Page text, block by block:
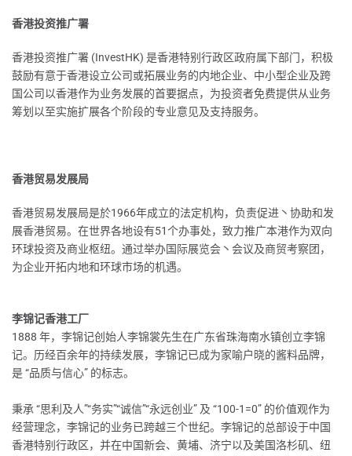
香港投资推广署
香港投资推广署 (InvestHK) 是香港特别行政区政府属下部门，积极
鼓励有意于香港设立公司或拓展业务的内地企业、中小型企业及跨
国公司以香港作为业务发展的首要据点，为投资者免费提供从业务
筹划以至实施扩展各个阶段的专业意见及支持服务。
香港贸易发展局
香港贸易发展局是於1966年成立的法定机构，负责促进丶协助和发
展香港贸易。在世界各地设有51个办事处，致力推广本港作为双向
环球投资及商业枢纽。通过举办国际展览会丶会议及商贸考察团，
为企业开拓内地和环球市场的机遇。
李锦记香港工厂
1888 年，李锦记创始人李锦裳先生在广东省珠海南水镇创立李锦
记。历经百余年的持续发展，李锦记已成为家喻户晓的酱料品牌，
是 “品质与信心” 的标志。
秉承 “思利及人”“务实”“诚信”“永远创业” 及 “100-1=0” 的价值观作为
经营理念，李锦记的业务已跨越三个世纪。李锦记的总部设于中国
香港特别行政区，并在中国新会、黄埔、济宁以及美国洛杉矶、纽